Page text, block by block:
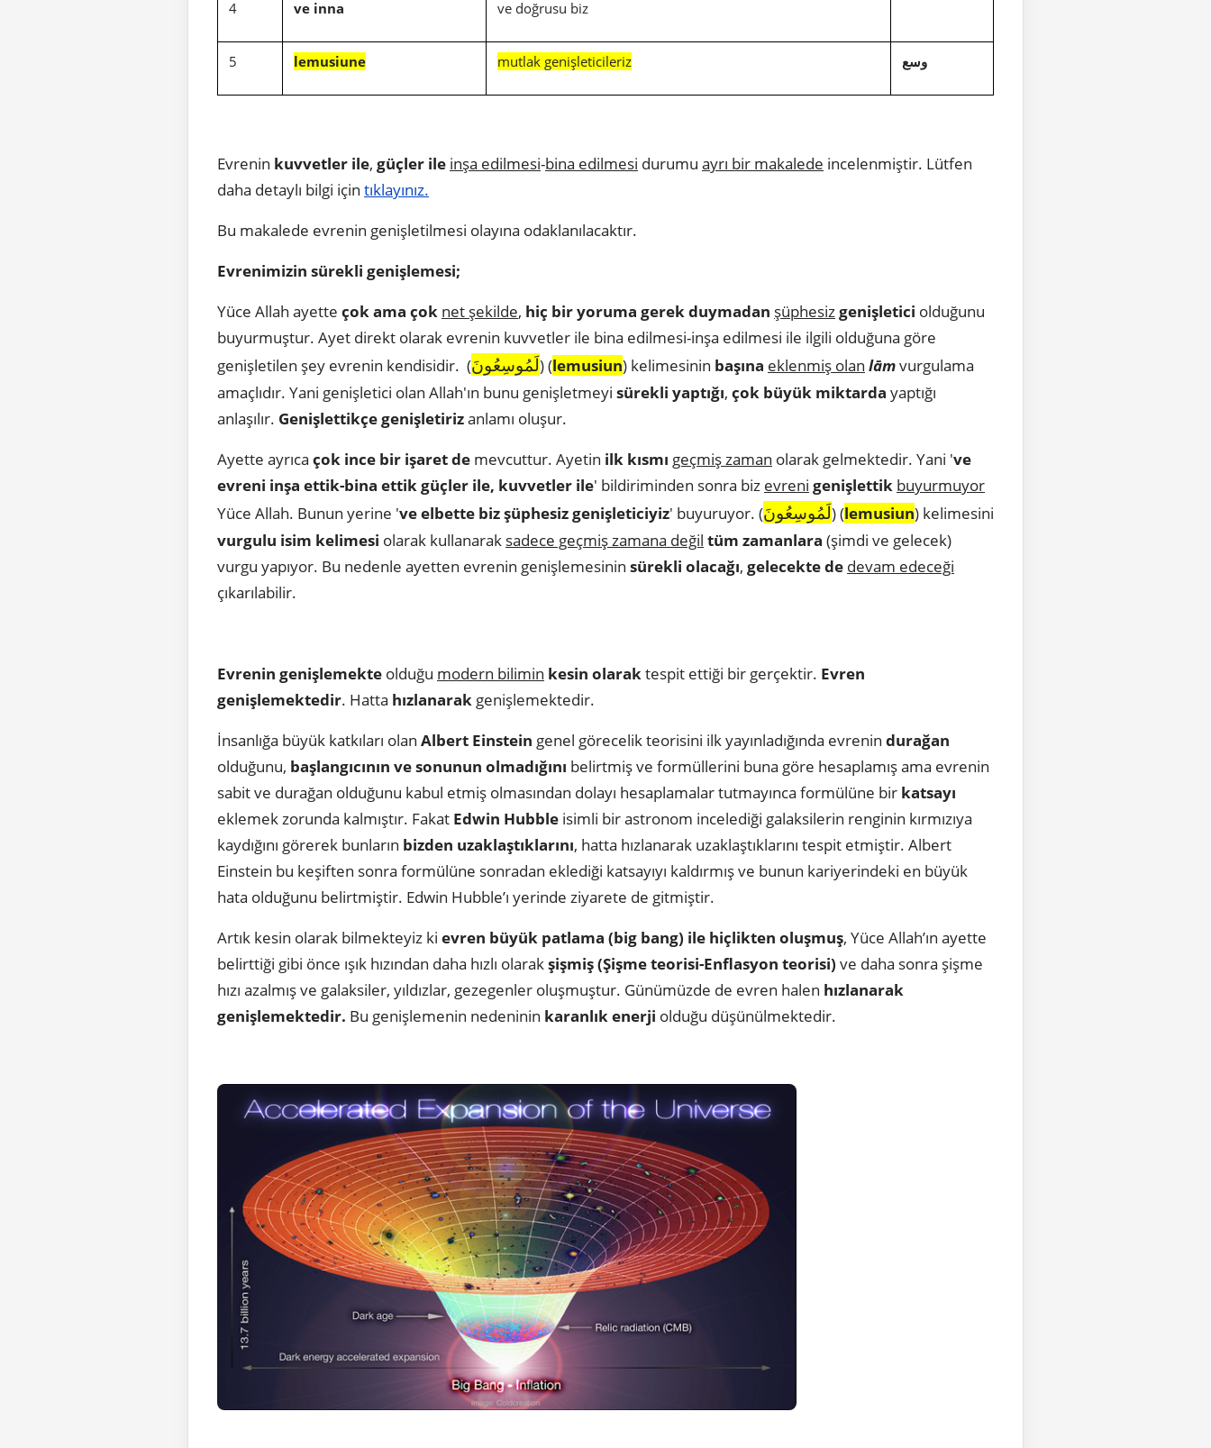
4 ve inna ve doğrusu biz
5 lemusiune mutlak genişleticileriz وسع
Evrenin kuvvetler ile, güçler ile inşa edilmesi-bina edilmesi durumu ayrı bir makalede incelenmiştir. Lütfen
daha detaylı bilgi için tıklayınız.
Bu makalede evrenin genişletilmesi olayına odaklanılacaktır.
Evrenimizin sürekli genişlemesi;
Yüce Allah ayette çok ama çok net şekilde, hiç bir yoruma gerek duymadan şüphesizgenişletici olduğunu
buyurmuştur. Ayet direkt olarak evrenin kuvvetler ile bina edilmesi-inşa edilmesi ile ilgili olduğuna göre
genişletilen şey evrenin kendisidir. (لَمُوسِعُونَ) (lemusiun) kelimesinin başına eklenmiş olan lāmvurgulama
amaçlıdır. Yani genişletici olan Allah'ın bunu genişletmeyi sürekli yaptığı, çok büyük miktarda yaptığı
anlaşılır. Genişlettikçe genişletirizanlamı oluşur.
Ayette ayrıca çok ince bir işaret de mevcuttur. Ayetin ilk kısmı geçmiş zaman olarak gelmektedir. Yani 've
evreni inşa ettik-bina ettik güçler ile, kuvvetler ile' bildiriminden sonra biz evreni genişlettik buyurmuyor
Yüce Allah. Bunun yerine 've elbette biz şüphesiz genişleticiyiz' buyuruyor. (لَمُوسِعُونَ) (lemusiun) kelimesini
vurgulu isim kelimesi olarak kullanarak sadece geçmiş zamana değil tüm zamanlara (şimdi ve gelecek)
vurgu yapıyor. Bu nedenle ayetten evrenin genişlemesinin sürekli olacağı, gelecekte de devam edeceği
çıkarılabilir.
Evrenin genişlemekte olduğu modern bilimin kesin olaraktespit ettiği bir gerçektir. Evren
genişlemektedir. Hatta hızlanarak genişlemektedir.
İnsanlığa büyük katkıları olan Albert Einstein genel görecelik teorisini ilk yayınladığında evrenin durağan
olduğunu, başlangıcının ve sonunun olmadığını belirtmiş ve formüllerini buna göre hesaplamış ama evrenin
sabit ve durağan olduğunu kabul etmiş olmasından dolayı hesaplamalar tutmayınca formülüne bir katsayı
eklemek zorunda kalmıştır. Fakat Edwin Hubble isimli bir astronom incelediği galaksilerin renginin kırmızıya
kaydığını görerek bunların bizden uzaklaştıklarını, hatta hızlanarak uzaklaştıklarını tespit etmiştir. Albert
Einstein bu keşiften sonra formülüne sonradan eklediği katsayıyı kaldırmış ve bunun kariyerindeki en büyük
hata olduğunu belirtmiştir. Edwin Hubble’ı yerinde ziyarete de gitmiştir.
Artık kesin olarak bilmekteyiz ki evren büyük patlama (big bang) ile hiçlikten oluşmuş, Yüce Allah’ın ayette
belirttiği gibi önce ışık hızından daha hızlı olarakşişmiş (Şişme teorisi-Enflasyon teorisi) ve daha sonra şişme
hızı azalmış ve galaksiler, yıldızlar, gezegenler oluşmuştur. Günümüzde de evren halen hızlanarak
genişlemektedir. Bu genişlemenin nedeninin karanlık enerji olduğu düşünülmektedir.